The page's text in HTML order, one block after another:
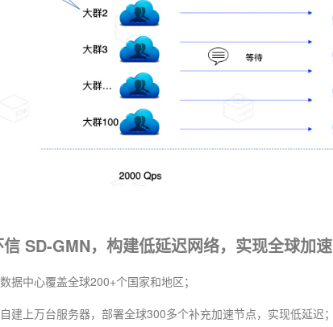
SD-GMN，构建低延迟网络，实现全球加速
据中心覆盖全球200+个国家和地区；
建上万台服务器，部署全球300多个补充加速节点，实现低延迟；